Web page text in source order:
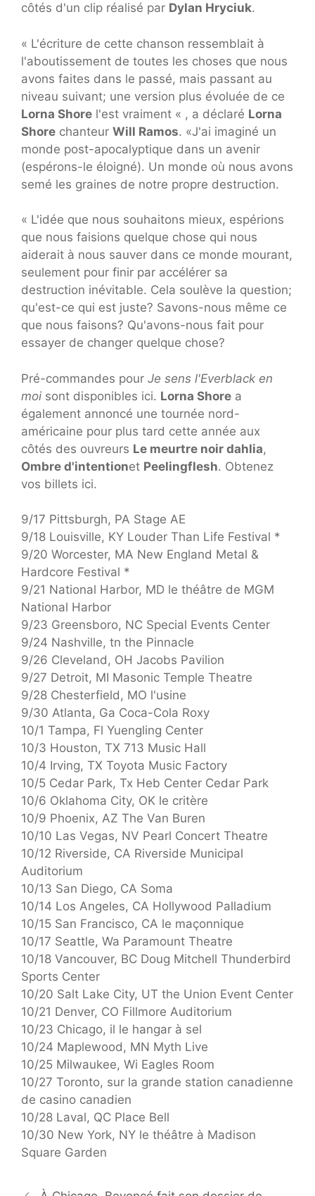
côtés d'un clip réalisé par Dylan Hryciuk.
« L'écriture de cette chanson ressemblait à
l'aboutissement de toutes les choses que nous
avons faites dans le passé, mais passant au
niveau suivant; une version plus évoluée de ce
Lorna Shore l'est vraiment « , a déclaré Lorna
Shore chanteur Will Ramos. «J'ai imaginé un
monde post-apocalyptique dans un avenir
(espérons-le éloigné). Un monde où nous avons
semé les graines de notre propre destruction.
« L'idée que nous souhaitons mieux, espérions
que nous faisions quelque chose qui nous
aiderait à nous sauver dans ce monde mourant,
seulement pour finir par accélérer sa
destruction inévitable. Cela soulève la question;
qu'est-ce qui est juste? Savons-nous même ce
que nous faisons? Qu'avons-nous fait pour
essayer de changer quelque chose?
Pré-commandes pour Je sens l'Everblack en
moi sont disponibles ici. Lorna Shore a
également annoncé une tournée nord-
américaine pour plus tard cette année aux
côtés des ouvreurs Le meurtre noir dahlia,
Ombre d'intentionet Peelingflesh. Obtenez
vos billets ici.
9/17 Pittsburgh, PA Stage AE
9/18 Louisville, KY Louder Than Life Festival *
9/20 Worcester, MA New England Metal &
Hardcore Festival *
9/21 National Harbor, MD le théâtre de MGM
National Harbor
9/23 Greensboro, NC Special Events Center
9/24 Nashville, tn the Pinnacle
9/26 Cleveland, OH Jacobs Pavilion
9/27 Detroit, MI Masonic Temple Theatre
9/28 Chesterfield, MO l'usine
9/30 Atlanta, Ga Coca-Cola Roxy
10/1 Tampa, Fl Yuengling Center
10/3 Houston, TX 713 Music Hall
10/4 Irving, TX Toyota Music Factory
10/5 Cedar Park, Tx Heb Center Cedar Park
10/6 Oklahoma City, OK le critère
10/9 Phoenix, AZ The Van Buren
10/10 Las Vegas, NV Pearl Concert Theatre
10/12 Riverside, CA Riverside Municipal
Auditorium
10/13 San Diego, CA Soma
10/14 Los Angeles, CA Hollywood Palladium
10/15 San Francisco, CA le maçonnique
10/17 Seattle, Wa Paramount Theatre
10/18 Vancouver, BC Doug Mitchell Thunderbird
Sports Center
10/20 Salt Lake City, UT the Union Event Center
10/21 Denver, CO Fillmore Auditorium
10/23 Chicago, il le hangar à sel
10/24 Maplewood, MN Myth Live
10/25 Milwaukee, Wi Eagles Room
10/27 Toronto, sur la grande station canadienne
de casino canadien
10/28 Laval, QC Place Bell
10/30 New York, NY le théâtre à Madison
Square Garden